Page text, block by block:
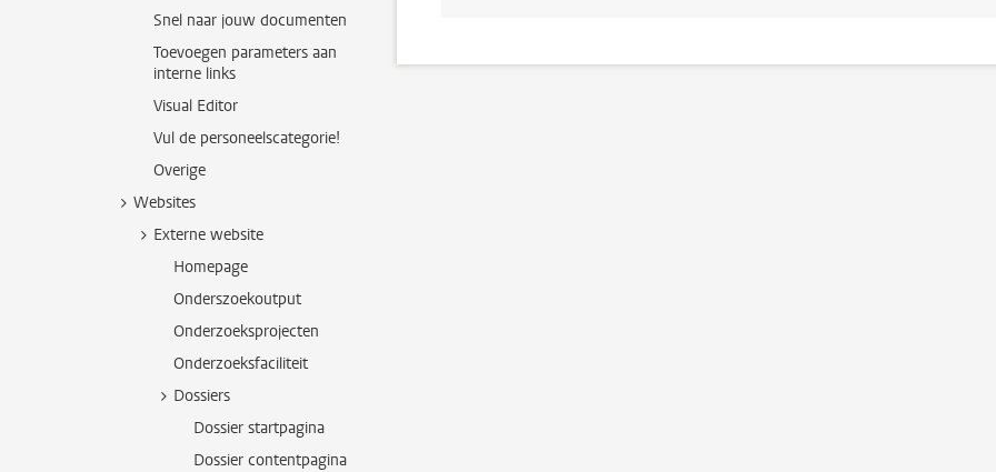
Snel naar jouw documenten
Toevoegen parameters aan
interne links
Visual Editor
Vul de personeelscategorie!
Overige
Websites
Externe website
Homepage
Onderszoekoutput
Onderzoeksprojecten
Onderzoeksfaciliteit
Dossiers
Dossier startpagina
Dossier contentpagina